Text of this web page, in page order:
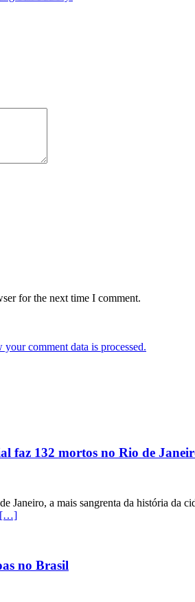
for the next time I comment.
your comment data is processed.
faz 132 mortos no Rio de
Janeiro, a mais sangrenta da história da
[…]
no Brasil